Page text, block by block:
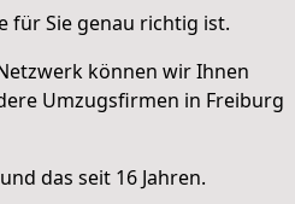
für Sie genau richtig ist.
können wir Ihnen
Umzugsfirmen in Freiburg
das seit 16 Jahren.